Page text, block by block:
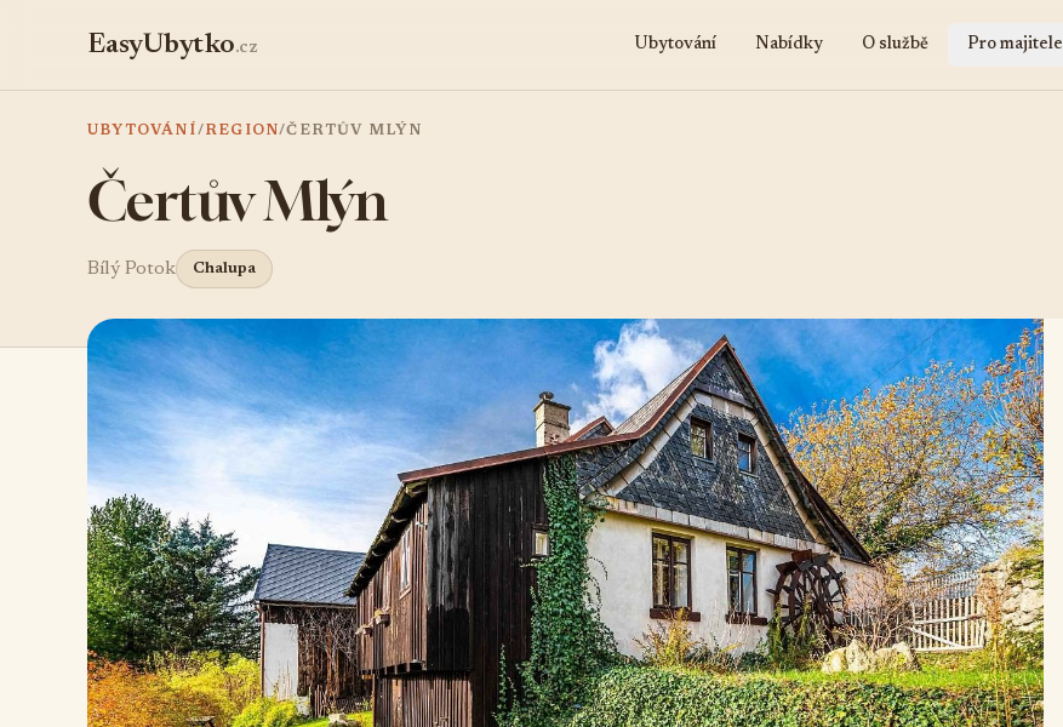
EasyUbytko.cz Ubytování Nabídky O službě Pro majitele
UBYTOVÁNÍ/REGION/ČERTŮV MLÝN
Čertův Mlýn
Bílý Potok Chalupa